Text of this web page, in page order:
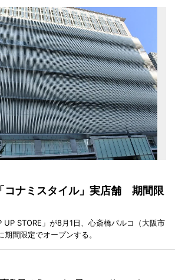
コナミスタイル」実店舗 期間限
UP STORE」が8月1日、心斎橋パルコ（大阪市
間限定でオープンする。